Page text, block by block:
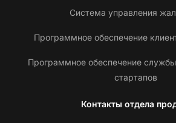
Система управления
Программное обеспечение
Программное обеспечение
стартапов
Контакты отдела